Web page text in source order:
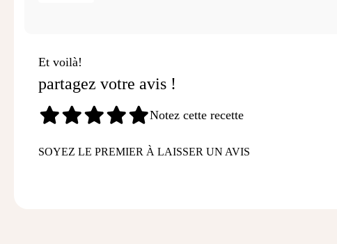
Et voilà!
partagez votre avis !
Notez cette recette
SOYEZ LE PREMIER À LAISSER UN AVIS